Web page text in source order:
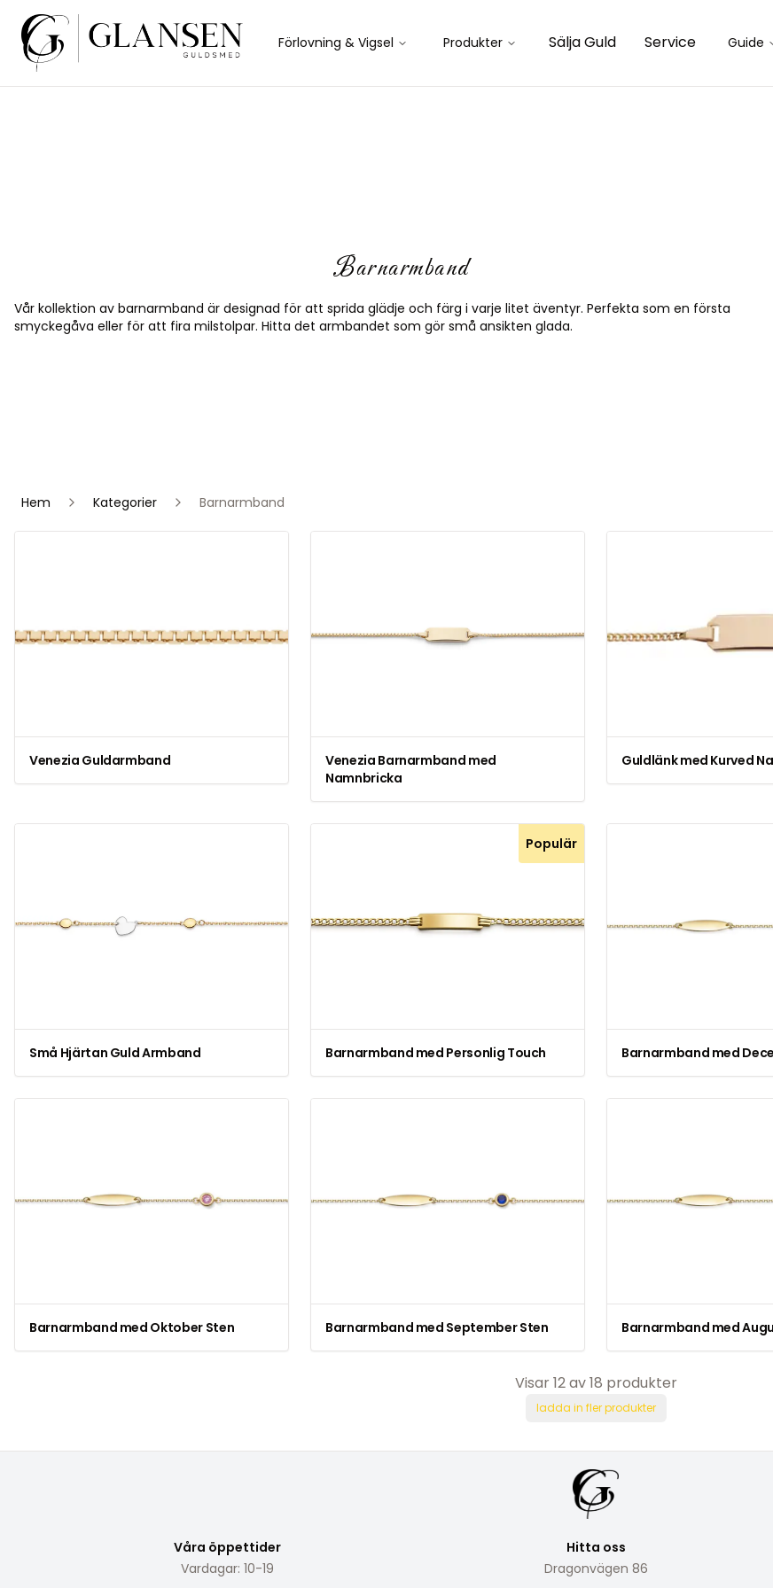
Sidebar
Förlovning & Vigsel
Produkter Sälja Guld Service Guide
Barnarmband
Vår kollektion av barnarmband är designad för att sprida glädje och färg i varje litet äventyr. Perfekta som en första
smyckegåva eller för att fira milstolpar. Hitta det armbandet som gör små ansikten glada.
Hem Kategorier Barnarmband
Venezia Guldarmband
Venezia Barnarmband med
Namnbricka
Guldlänk med Kurved
Små Hjärtan Guld Armband
Populär
Barnarmband med Personlig Touch Barnarmband med
Barnarmband med Oktober Sten Barnarmband med September Sten Barnarmband med
Visar12av18 produkter
ladda in fler produkter
Våra öppettider
Vardagar: 10-19
Hitta oss
Dragonvägen 86